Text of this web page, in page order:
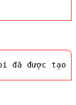
đã được tạo